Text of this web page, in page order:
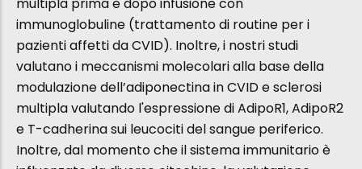
immunoglobuline (trattamento di routine per i
pazienti affetti da CVID). Inoltre, i nostri studi
valutano i meccanismi molecolari alla base della
modulazione dell’adiponectina in CVID e sclerosi
multipla valutando l'espressione di AdipoR1, AdipoR2
e T-cadherina sui leucociti del sangue periferico.
Inoltre, dal momento che il sistema immunitario è